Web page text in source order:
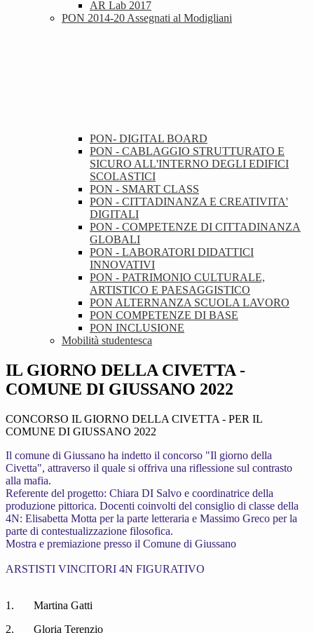
AR Lab 2017
PON 2014-20 Assegnati al Modigliani
PON- DIGITAL BOARD
PON - CABLAGGIO STRUTTURATO E
SICURO ALL'INTERNO DEGLI EDIFICI
SCOLASTICI
PON - SMART CLASS
PON - CITTADINANZA E CREATIVITA'
DIGITALI
PON - COMPETENZE DI CITTADINANZA
GLOBALI
PON - LABORATORI DIDATTICI
INNOVATIVI
PON - PATRIMONIO CULTURALE,
ARTISTICO E PAESAGGISTICO
PON ALTERNANZA SCUOLA LAVORO
PON COMPETENZE DI BASE
PON INCLUSIONE
Mobilità studentesca
IL GIORNO DELLA CIVETTA -
COMUNE DI GIUSSANO 2022
CONCORSO IL GIORNO DELLA CIVETTA - PER IL
COMUNE DI GIUSSANO 2022
Il comune di Giussano ha indetto il concorso "Il giorno della
Civetta", attraverso il quale si offriva una riflessione sul contrasto
alla mafia.
Referente del progetto: Chiara DI Salvo e coordinatrice della
produzione pittorica. Docenti coinvolti del consiglio di classe della
4N: Elisabetta Motta per la parte letteraria e Massimo Greco per la
parte di contestualizzazione filosofica.
Mostra e premiazione presso il Comune di Giussano
ARSTISTI VINCITORI 4N FIGURATIVO
1. Martina Gatti
2. Gloria Terenzio